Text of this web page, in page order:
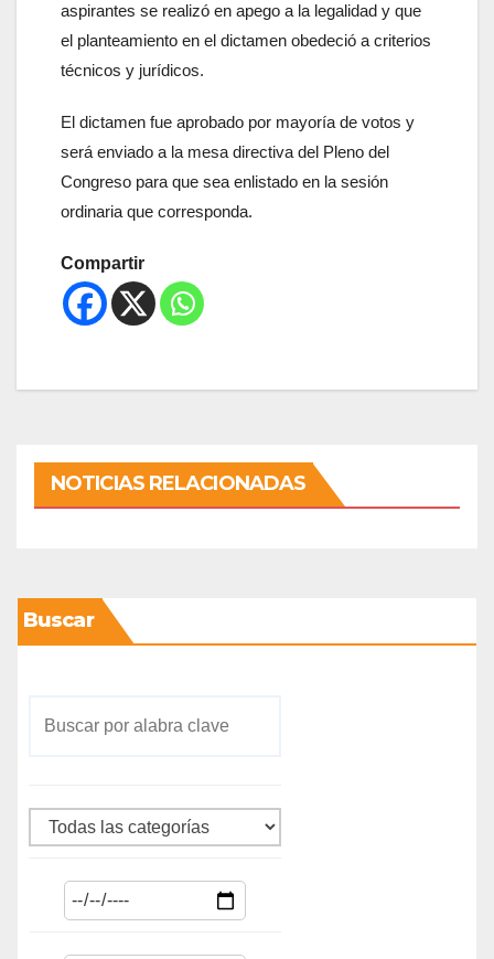
aspirantes se realizó en apego a la legalidad y que
el planteamiento en el dictamen obedeció a criterios
técnicos y jurídicos.
El dictamen fue aprobado por mayoría de votos y
será enviado a la mesa directiva del Pleno del
Congreso para que sea enlistado en la sesión
ordinaria que corresponda.
Compartir
NOTICIAS RELACIONADAS
Buscar